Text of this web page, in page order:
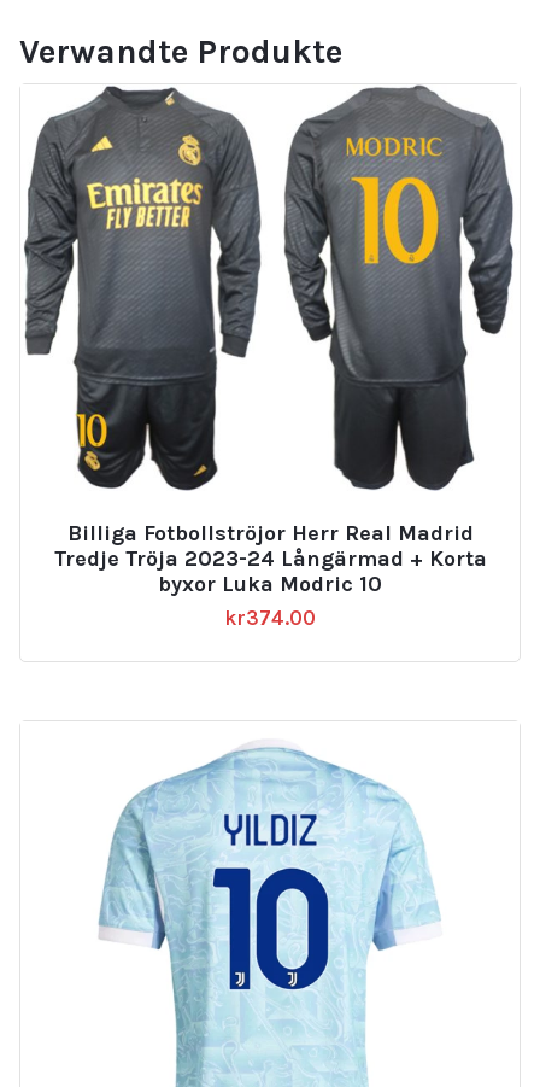
Verwandte Produkte
Billiga Fotbollströjor Herr Real Madrid
Tredje Tröja 2023-24 Långärmad + Korta
byxor Luka Modric 10
kr374.00